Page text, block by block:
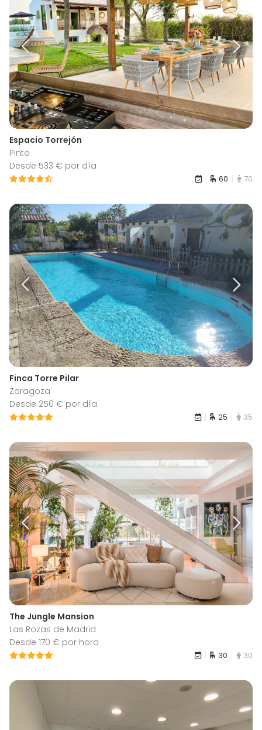
Espacio Torrejón
Pinto
Desde 533 € por día
60 70
Finca Torre Pilar
Zaragoza
Desde 250 € por día
25 35
The Jungle Mansion
Las Rozas de Madrid
Desde 170 € por hora
30 30